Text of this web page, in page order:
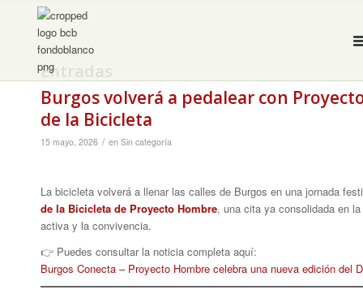
Entradas
Burgos volverá a pedalear con
de la Bicicleta
15 mayo, 2026 / en Sin categoría
La bicicleta volverá a llenar las calles de Burgos en una jornada
de la Bicicleta de Proyecto Hombre, una cita ya consolidada en
activa y la convivencia.
👉 Puedes consultar la noticia completa aquí:
Burgos Conecta – Proyecto Hombre celebra una nueva edición del